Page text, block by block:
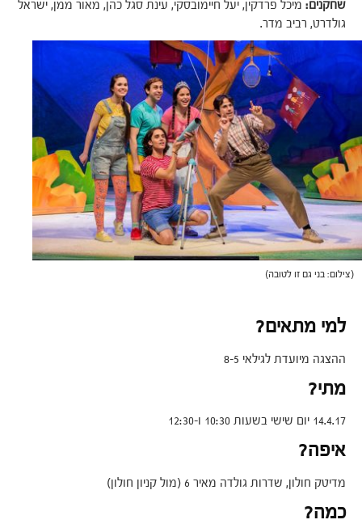
שחקנים: מיכל פרדקין, יעל חיימובסקי, עינת סגל כהן, מאור ממן, ישראל
גולדרט, רביב מדר.
(צילום: בני גם זו לטובה)
למי מתאים?
ההצגה מיועדת לגילאי 8-5
מתי?
14.4.17 יום שישי בשעות 10:30 ו-12:30
איפה?
מדיטק חולון, שדרות גולדה מאיר 6 (מול קניון חולון)
כמה?